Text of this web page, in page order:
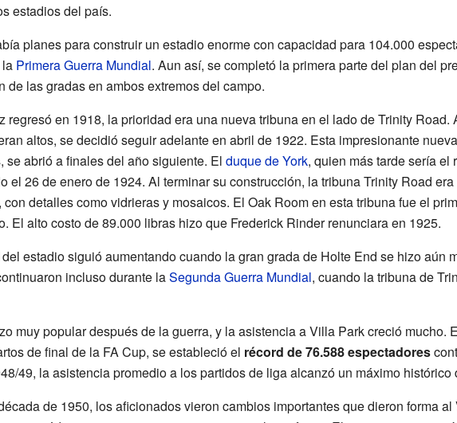
estadios del país.
planes para construir un estadio enorme con capacidad para 104.000
Primera Guerra Mundial. Aun así, se completó la primera parte del plan del
de las gradas en ambos extremos del campo.
regresó en 1918, la prioridad era una nueva tribuna en el lado de Trinity Road.
altos, se decidió seguir adelante en abril de 1922. Esta impresionante
se abrió a finales del año siguiente. El duque de York, quien más tarde sería el
el 26 de enero de 1924. Al terminar su construcción, la tribuna Trinity Road
con detalles como vidrieras y mosaicos. El Oak Room en esta tribuna fue el
El alto costo de 89.000 libras hizo que Frederick Rinder renunciara en 1925.
estadio siguió aumentando cuando la gran grada de Holte End se hizo aún
incluso durante laSegunda Guerra Mundial, cuando la tribuna de
muy popular después de la guerra, y la asistencia a Villa Park creció mucho.
de final de la FA Cup, se estableció el récord de 76.588 espectadores
49, la asistencia promedio a los partidos de liga alcanzó un máximo histórico
de 1950, los aficionados vieron cambios importantes que dieron forma